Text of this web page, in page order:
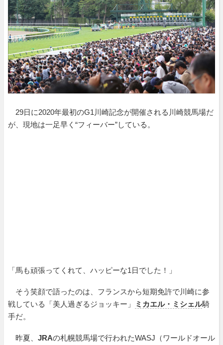
29日に2020年最初のG1川崎記念が開催される川崎競馬場だ
が、現地は一足早く“フィーバー”している。
「馬も頑張ってくれて、ハッピーな1日でした！」
そう笑顔で語ったのは、フランスから短期免許で川崎に参
戦している「美人過ぎるジョッキー」
ミカエル・ミシェル騎
手だ。
昨夏、 JRAの札幌競馬場で行われたWASJ（ワールドオール